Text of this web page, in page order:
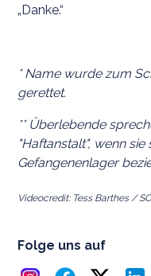
„Danke.“
* Name wurde zum
gerettet.
** Überlebende
"Haftanstalt", wenn
Gefangenenlager
Videocredit: Tess Barthes /
Folge uns auf